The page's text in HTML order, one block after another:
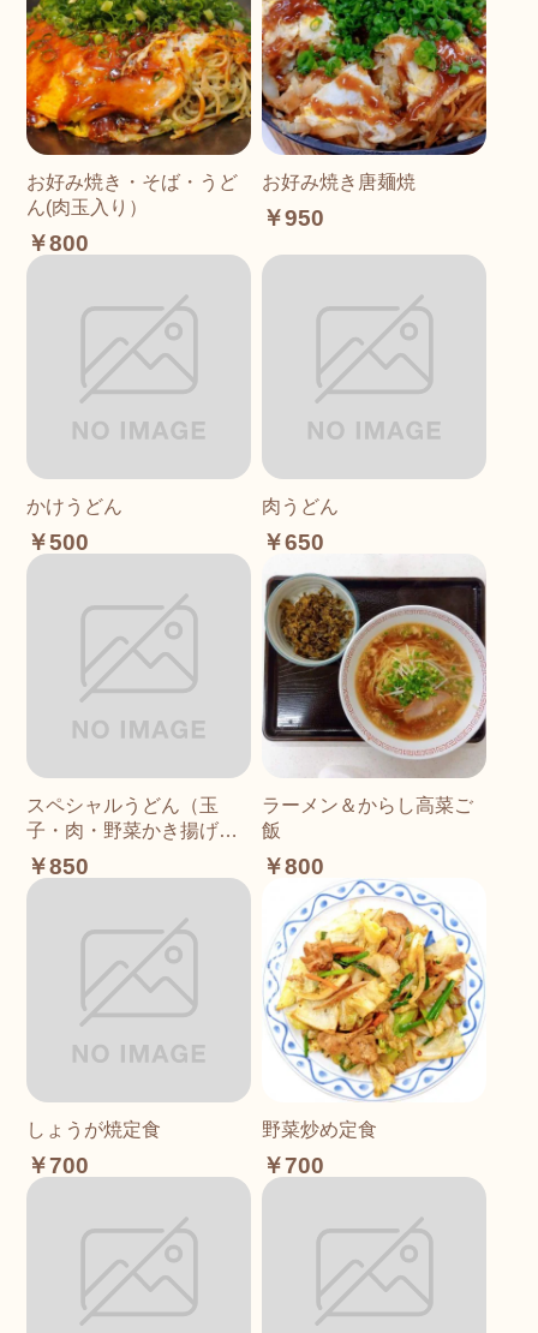
お好み焼き・そば・うど
ん(肉玉入り）
￥800
お好み焼き唐麺焼
￥950
かけうどん
￥500
肉うどん
￥650
スペシャルうどん（玉
子・肉・野菜かき揚げ・
わかめ入り）
￥850
ラーメン＆からし高菜ご
飯
￥800
しょうが焼定食
￥700
野菜炒め定食
￥700